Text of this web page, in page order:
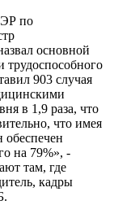
по
основной
трудоспособного
903 случая
в 1,9 раза, что
что имея
обеспечен
на 79%», -
там, где
кадры